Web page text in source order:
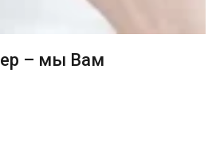
– мы Вам